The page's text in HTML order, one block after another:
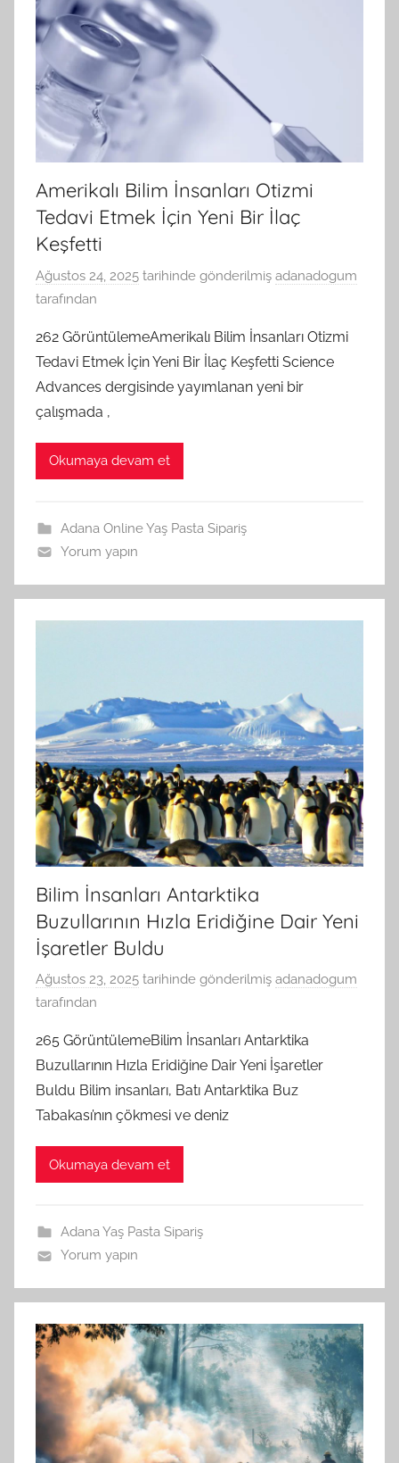
Adana
Yaş
Pasta
Siparişi
Amerikalı Bilim İnsanları Otizmi
Tedavi Etmek İçin Yeni Bir İlaç
Keşfetti
Ağustos 24, 2025 tarihinde gönderilmiş adanadogum
tarafından
262 GörüntülemeAmerikalı Bilim İnsanları Otizmi
Tedavi Etmek İçin Yeni Bir İlaç Keşfetti Science
Advances dergisinde yayımlanan yeni bir
çalışmada ,
Okumaya devam et
Adana Online Yaş Pasta Sipariş
Yorum yapın
Bilim İnsanları Antarktika
Buzullarının Hızla Eridiğine Dair Yeni
İşaretler Buldu
Ağustos 23, 2025 tarihinde gönderilmiş adanadogum
tarafından
265 GörüntülemeBilim İnsanları Antarktika
Buzullarının Hızla Eridiğine Dair Yeni İşaretler
Buldu Bilim insanları, Batı Antarktika Buz
Tabakası’nın çökmesi ve deniz
Okumaya devam et
Adana Yaş Pasta Sipariş
Yorum yapın